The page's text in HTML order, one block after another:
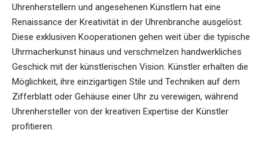
Uhrenherstellern und angesehenen Künstlern hat eine
Renaissance der Kreativität in der Uhrenbranche ausgelöst.
Diese exklusiven Kooperationen gehen weit über die typische
Uhrmacherkunst hinaus und verschmelzen handwerkliches
Geschick mit der künstlerischen Vision. Künstler erhalten die
Möglichkeit, ihre einzigartigen Stile und Techniken auf dem
Zifferblatt oder Gehäuse einer Uhr zu verewigen, während
Uhrenhersteller von der kreativen Expertise der Künstler
profitieren.